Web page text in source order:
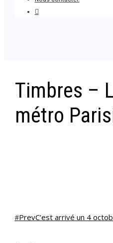
Timbres – Le métro
Timbres –
métro
PrevC’est arrivé un 4